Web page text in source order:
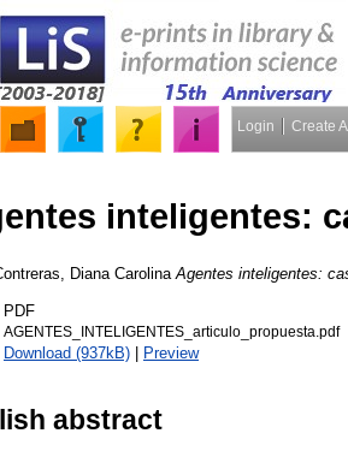
Login Create
inteligentes:
Diana Carolina Agentes inteligentes:
PDF
AGENTES_INTELIGENTES_articulo_propuesta.pdf
Download (937kB) | Preview
abstract